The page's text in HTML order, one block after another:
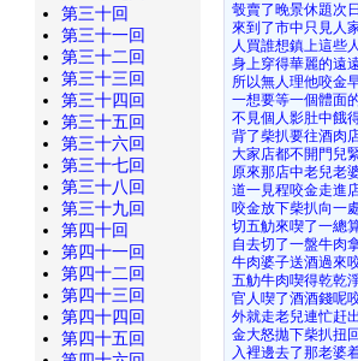
彀賣了晚景休題次
來到了市中只見人
人買誰想鎮上這些
身上穿得華麗的遠
所以無人理他咬金
一想要等一個體面
不見個人影肚中餓
背了柴扒要往酒肉
大家店都不開門兒
原來那店中老兒老
道一見程咬金走進
咬金放下柴扒向一
切五觔來喫了一總
自去切了一盤牛肉
牛肉婆子送酒過來
五觔牛肉喫得乾乾
官人喫了酒酒錢呢
外就走老兒連忙赶
金大怒拋下柴扒扭
入裡邊去了那老婆
第三十回
第三十一回
第三十二回
第三十三回
第三十四回
第三十五回
第三十六回
第三十七回
第三十八回
第三十九回
第四十回
第四十一回
第四十二回
第四十三回
第四十四回
第四十五回